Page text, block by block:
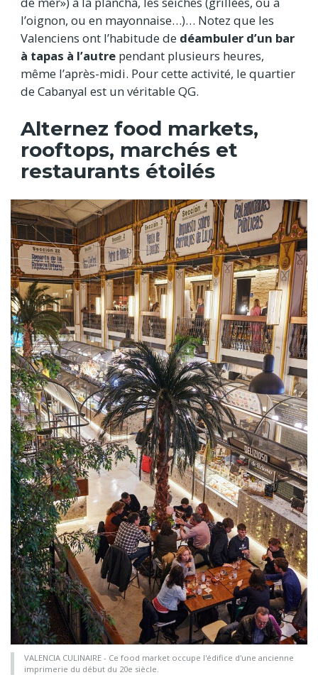
l’oignon, ou en mayonnaise…)… Notez que les
Valenciens ont l’habitude de déambuler d’un bar
à tapas à l’autre pendant plusieurs heures,
même l’après-midi. Pour cette activité, le quartier
de Cabanyal est un véritable QG.
Alternez food markets,
rooftops, marchés et
restaurants étoilés
VALENCIA CULINAIRE - Ce food market occupe l'édifice d'une ancienne
imprimerie du début du 20e siècle.